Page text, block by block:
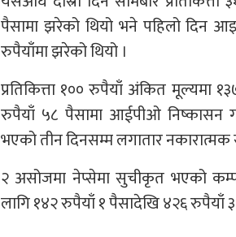
पैसामा झरेको थियो भने पहिलो दिन
रुपैयाँमा झरेको थियो ।
प्रतिकित्ता १०० रुपैयाँ अंकित मूल्यमा
रुपैयाँ ५८ पैसामा आईपीओ निष्कासन
भएको तीन दिनसम्म लगातार नकारात्मक
२ असोजमा नेप्सेमा सुचीकृत भएको
लागि १४२ रुपैयाँ १ पैसादेखि ४२६ रुपैयाँ